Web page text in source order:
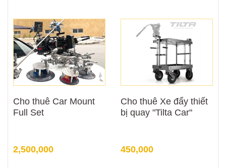
Cho thuê Car Mount
Full Set
2,500,000
Cho thuê Xe đẩy thiết
bị quay "Tilta Car"
450,000